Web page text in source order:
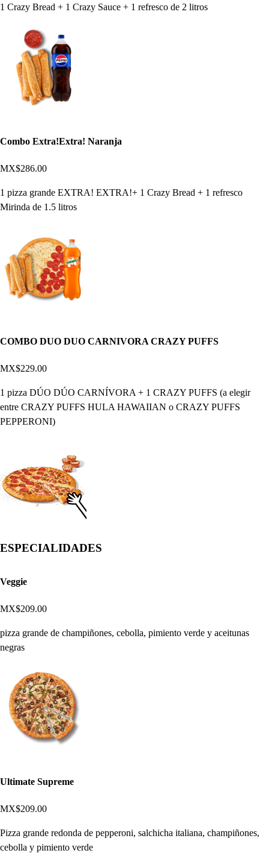
1 Crazy Bread + 1 Crazy Sauce + 1 refresco de 2 litros
Combo Extra!Extra! Naranja
MX$286.00
1 pizza grande EXTRA! EXTRA!+ 1 Crazy Bread + 1 refresco
Mirinda de 1.5 litros
COMBO DUO DUO CARNIVORA CRAZY PUFFS
MX$229.00
1 pizza DÚO DÚO CARNÍVORA + 1 CRAZY PUFFS (a elegir
entre CRAZY PUFFS HULA HAWAIIAN o CRAZY PUFFS
PEPPERONI)
ESPECIALIDADES
Veggie
MX$209.00
pizza grande de champiñones, cebolla, pimiento verde y aceitunas
negras
Ultimate Supreme
MX$209.00
Pizza grande redonda de pepperoni, salchicha italiana, champiñones,
cebolla y pimiento verde